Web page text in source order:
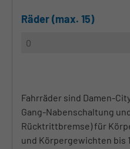
Räder (max. 15)
Fahrräder sind Damen-
Gang-Nabenschaltung
Rücktrittbremse) für
und Körpergewichten bis